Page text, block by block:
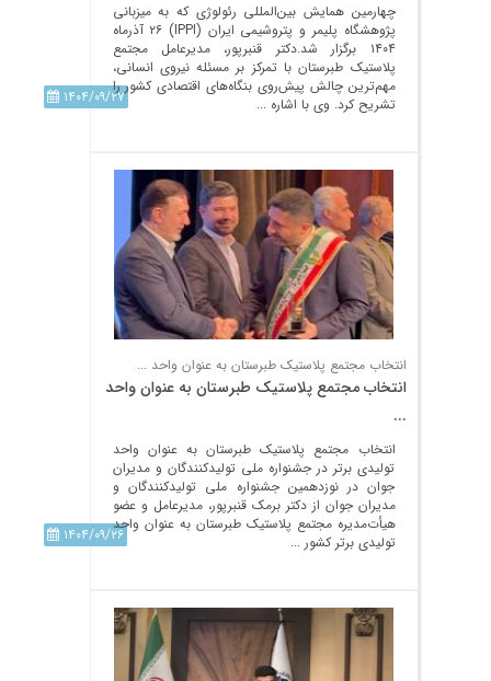
۱۴۰۴/۰۹/۲۷
چهارمین همایش بین‌المللی رئولوژی که به میزبانی
پژوهشگاه پلیمر و پتروشیمی ایران (IPPI) ۲۶ آذرماه
۱۴۰۴ برگزار شد.دکتر قنبرپور، مدیرعامل مجتمع
پلاستیک طبرستان با تمرکز بر مسئله نیروی انسانی،
مهم‌ترین چالش پیش‌روی بنگاه‌های اقتصادی کشور را
تشریح کرد. وی با اشاره ...
۱۴۰۴/۰۹/۲۶
انتخاب مجتمع پلاستیک طبرستان به عنوان واحد ...
انتخاب مجتمع پلاستیک طبرستان به عنوان واحد
...
انتخاب مجتمع پلاستیک طبرستان به عنوان واحد
تولیدی برتر در جشنواره ملی تولیدکنندگان و مدیران
جوان در نوزدهمین جشنواره ملی تولیدکنندگان و
مدیران جوان از دکتر برمک قنبرپور، مدیرعامل و عضو
هیأت‌مدیره مجتمع پلاستیک طبرستان به عنوان واحد
تولیدی برتر کشور ...